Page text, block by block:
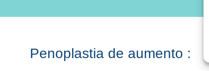
Penoplastia de aumento :